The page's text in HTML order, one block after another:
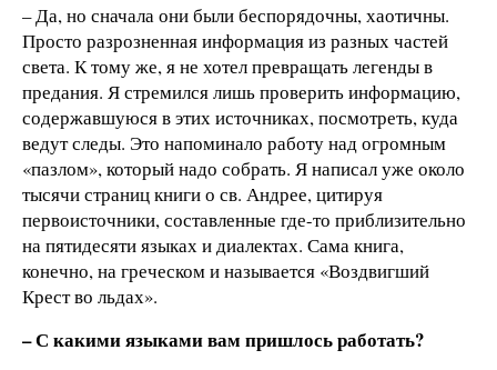
– Да, но сначала они были беспорядочны, хаотичны.
Просто разрозненная информация из разных частей
света. К тому же, я не хотел превращать легенды в
предания. Я стремился лишь проверить информацию,
содержавшуюся в этих источниках, посмотреть, куда
ведут следы. Это напоминало работу над огромным
«пазлом», который надо собрать. Я написал уже около
тысячи страниц книги о св. Андрее, цитируя
первоисточники, составленные где-то приблизительно
на пятидесяти языках и диалектах. Сама книга,
конечно, на греческом и называется «Воздвигший
Крест во льдах».
– С какими языками вам пришлось работать?